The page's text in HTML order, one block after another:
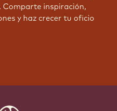
A NUESTRA